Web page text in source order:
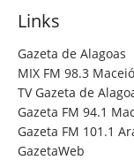
Links
Gazeta de Alagoas
MIX FM 98.3 Maceió
TV Gazeta de
Gazeta FM 94.1
Gazeta FM 101.1
GazetaWeb